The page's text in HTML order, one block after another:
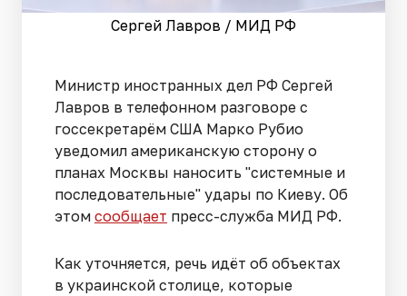
Сергей Лавров / МИД РФ
Министр иностранных дел РФ Сергей
Лавров в телефонном разговоре с
госсекретарём США Марко Рубио
уведомил американскую сторону о
планах Москвы наносить "системные и
последовательные" удары по Киеву. Об
этом сообщает пресс-служба МИД РФ.
Как уточняется, речь идёт об объектах
в украинской столице, которые